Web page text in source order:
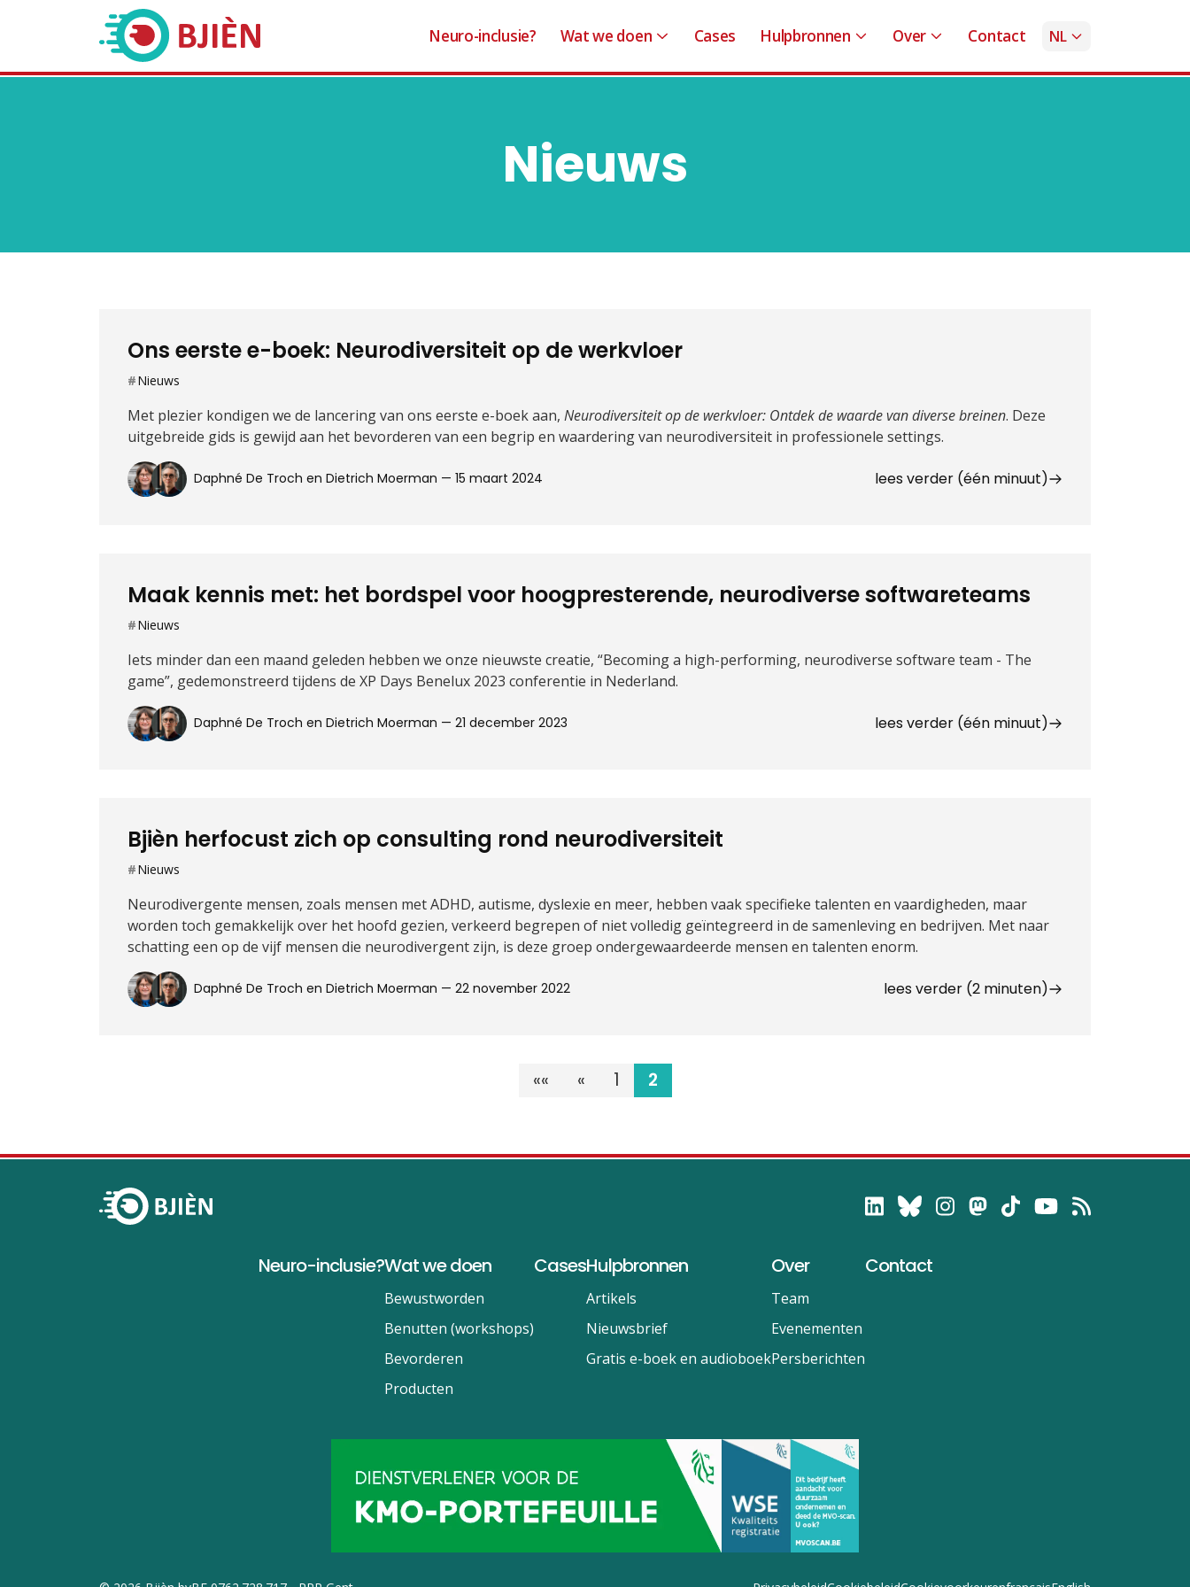
Neuro-inclusie? Wat we doen Cases Hulpbronnen Over Contact NL
Nieuws
Ons eerste e-boek: Neurodiversiteit op de werkvloer
Nieuws
Met plezier kondigen we de lancering van ons eerste e-boek aan, Neurodiversiteit op de werkvloer: Ontdek de waarde van diverse breinen. Deze
uitgebreide gids is gewijd aan het bevorderen van een begrip en waardering van neurodiversiteit in professionele settings.
Daphné De Troch en Dietrich Moerman — 15 maart 2024 lees verder (één minuut)
Maak kennis met: het bordspel voor hoogpresterende, neurodiverse softwareteams
Nieuws
Iets minder dan een maand geleden hebben we onze nieuwste creatie, “Becoming a high-performing, neurodiverse software team - The
game”, gedemonstreerd tijdens de XP Days Benelux 2023 conferentie in Nederland.
Daphné De Troch en Dietrich Moerman — 21 december 2023 lees verder (één minuut)
Bjièn herfocust zich op consulting rond neurodiversiteit
Nieuws
Neurodivergente mensen, zoals mensen met ADHD, autisme, dyslexie en meer, hebben vaak specifieke talenten en vaardigheden, maar
worden toch gemakkelijk over het hoofd gezien, verkeerd begrepen of niet volledig geïntegreerd in de samenleving en bedrijven. Met naar
schatting een op de vijf mensen die neurodivergent zijn, is deze groep ondergewaardeerde mensen en talenten enorm.
Daphné De Troch en Dietrich Moerman — 22 november 2022 lees verder (2 minuten)
«« « 1 2
Neuro-inclusie?Wat we doen
Bewustworden
Benutten (workshops)
Bevorderen
Producten
CasesHulpbronnen
Artikels
Nieuwsbrief
Gratis e-boek en audioboek
Over
Team
Evenementen
Persberichten
Contact